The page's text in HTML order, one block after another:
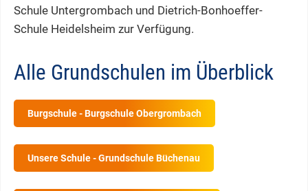
Schule Untergrombach und Dietrich-Bonhoeffer-
Schule Heidelsheim zur Verfügung.
Alle Grundschulen im Überblick
Burgschule - Burgschule Obergrombach
Unsere Schule - Grundschule Büchenau